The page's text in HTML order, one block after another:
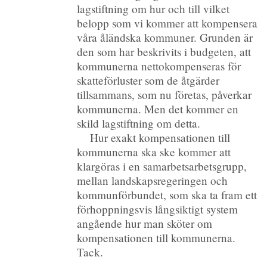
lagstiftning om hur och till vilket
belopp som vi kommer att kompensera
våra åländska kommuner. Grunden är
den som har beskrivits i budgeten, att
kommunerna nettokompenseras för
skatteförluster som de åtgärder
tillsammans, som nu företas, påverkar
kommunerna. Men det kommer en
skild lagstiftning om detta.
Hur exakt kompensationen till
kommunerna ska ske kommer att
klargöras i en samarbetsarbetsgrupp,
mellan landskapsregeringen och
kommunförbundet, som ska ta fram ett
förhoppningsvis långsiktigt system
angående hur man sköter om
kompensationen till kommunerna.
Tack.